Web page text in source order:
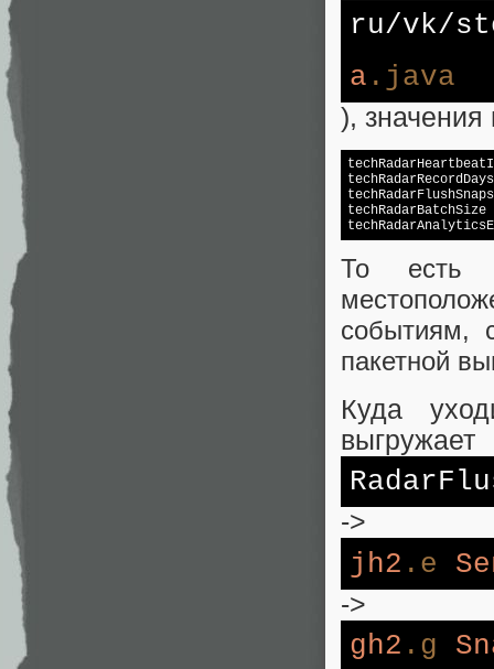
ru/vk/
a .java
),
techRadarBatchSize
То есть
событиям,
пакетной
Куда
выгружает
->
jh2 .e
->
gh2 .g